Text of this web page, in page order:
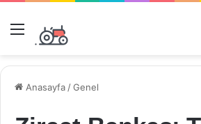
Menü
Anasayfa /Genel